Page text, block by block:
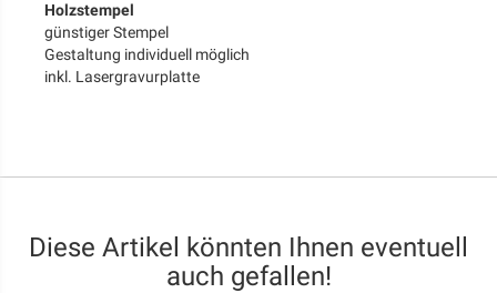
Holzstempel
günstiger Stempel
Gestaltung individuell möglich
inkl. Lasergravurplatte
Diese Artikel könnten Ihnen eventuell
auch gefallen!